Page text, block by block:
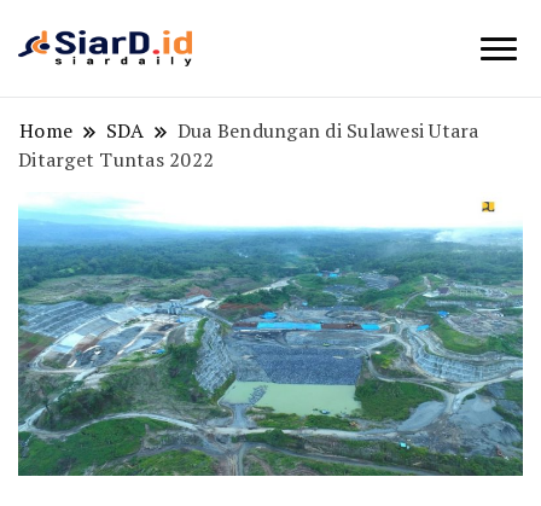
Home SDA
Dua Bendungan di Sulawesi Utara
Ditarget Tuntas 2022